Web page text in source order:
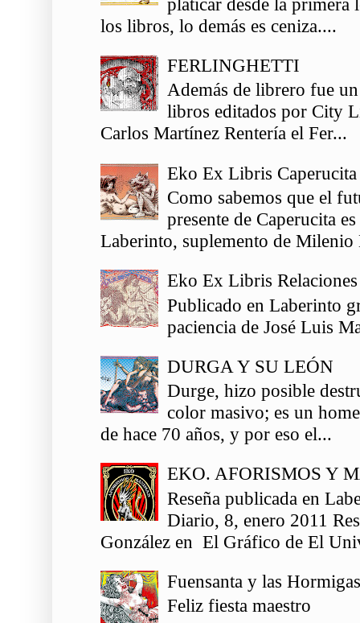
platicar desde la primera
los libros, lo demás es ceniza....
FERLINGHETTI
Además de librero fue
libros editados por City
Carlos Martínez Rentería el Fer...
Eko Ex Libris
Como sabemos que el
presente de Caperucita
Laberinto, suplemento de Milenio
Eko Ex Libris
Publicado en Laberinto
paciencia de José Luis
DURGA Y SU LEÓN
Durge, hizo posible
color masivo; es un
de hace 70 años, y por eso el...
EKO. AFORISMOS Y
Reseña publicada en
Diario, 8, enero 2011
González en El Gráfico de El
Fuensanta y las
Feliz fiesta maestro